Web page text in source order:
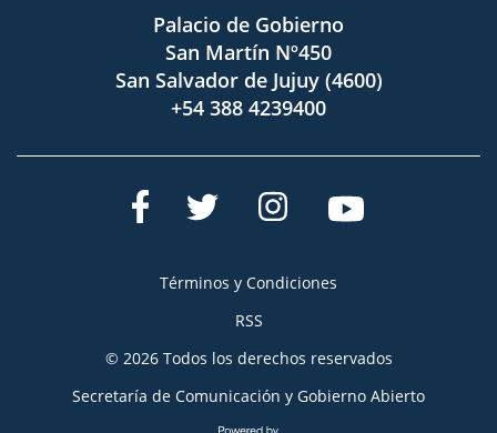
Palacio de Gobierno
San Martín Nº450
San Salvador de Jujuy (4600)
+54 388 4239400
Términos y Condiciones
RSS
© 2026 Todos los derechos reservados
Secretaría de Comunicación y Gobierno Abierto